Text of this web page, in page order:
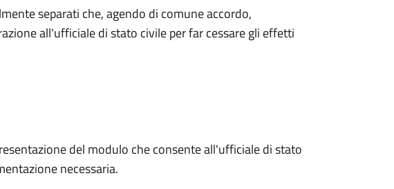
separati che, agendo di comune accordo,
all'ufficiale di stato civile per far cessare gli effetti
del modulo che consente all'ufficiale di stato
necessaria.